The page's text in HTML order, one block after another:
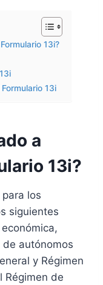
13i?
13i
a
13i?
los
siguientes
autónomos
y Régimen
Régimen de